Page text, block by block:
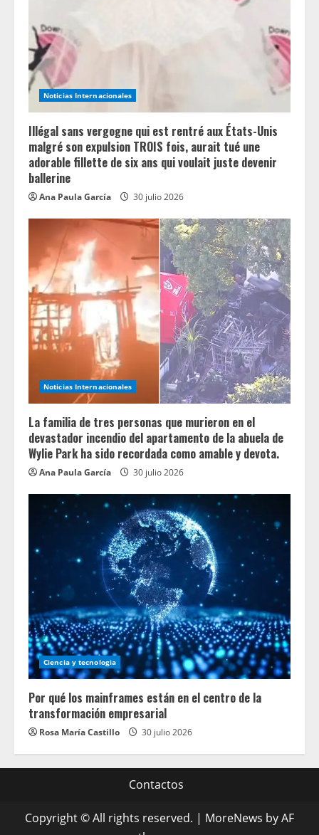
Noticias Internacionales
Illégal sans vergogne qui est rentré aux États-Unis
malgré son expulsion TROIS fois, aurait tué une
adorable fillette de six ans qui voulait juste devenir
ballerine
Ana Paula García 30 julio 2026
Noticias Internacionales
La familia de tres personas que murieron en el
devastador incendio del apartamento de la abuela de
Wylie Park ha sido recordada como amable y devota.
Ana Paula García 30 julio 2026
Ciencia y tecnologia
Por qué los mainframes están en el centro de la
transformación empresarial
Rosa María Castillo 30 julio 2026
Contactos
Copyright © All rights reserved. | MoreNews by AF